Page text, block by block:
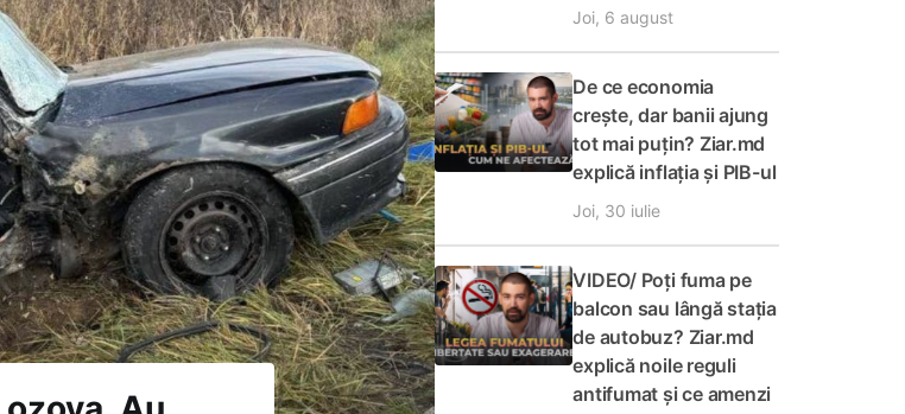
Joi, 6 august
De ce economia
crește, dar banii ajung
tot mai puțin? Ziar.md
explică inflația și PIB-ul
Joi, 30 iulie
VIDEO/ Poți fuma pe
balcon sau lângă stația
de autobuz? Ziar.md
explică noile reguli
antifumat și ce amenzi